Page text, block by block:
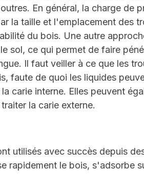
En général, la charge de
la taille et l'emplacement des
du bois. Une autre
sol, ce qui permet de faire
Il faut veiller à ce que les
faute de quoi les liquides
carie interne. Elles peuvent
la carie externe.
utilisés avec succès depuis
rapidement le bois, s'adsorbe